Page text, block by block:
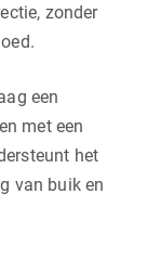
zonder
een
met een
het
van buik en